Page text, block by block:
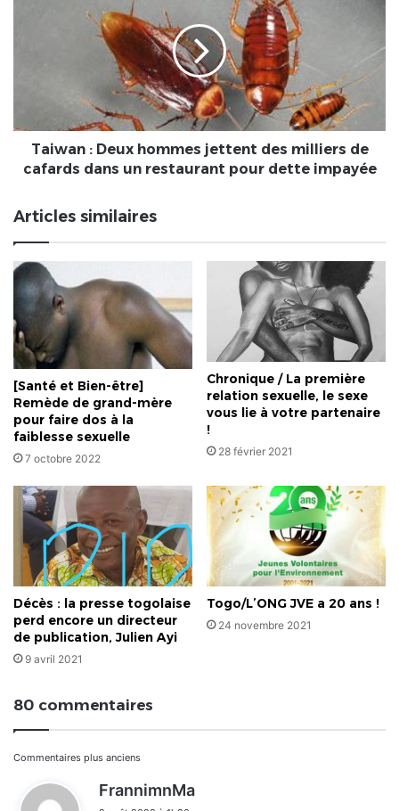
cafards
dans
dette
impayée
Taiwan : Deux hommes jettent des milliers de
cafards dans un restaurant pour dette impayée
Articles similaires
[Santé et Bien-être]
Remède de grand-mère
pour faire dos à la
faiblesse sexuelle
7 octobre 2022
Chronique / La première
relation sexuelle, le sexe
vous lie à votre partenaire
!
28 février 2021
Décès : la presse togolaise
perd encore un directeur
de publication, Julien Ayi
9 avril 2021
Togo/L’ONG JVE a 20 ans !
24 novembre 2021
80 commentaires
Navigation
dans
Commentaires plus anciens
FrannimnMa